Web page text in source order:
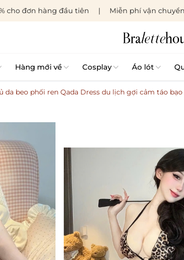
cho đơn hàng đầu tiên Miễn phí vận
Hàng mới về Cosplay Áo lót
da beo phối ren Qada Dress du lịch gợi cảm táo